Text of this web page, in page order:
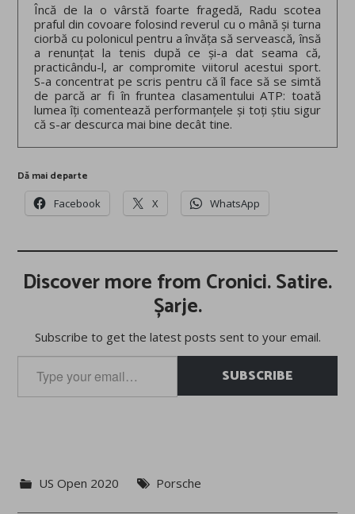
Încă de la o vârstă foarte fragedă, Radu scotea
praful din covoare folosind reverul cu o mână și turna
ciorbă cu polonicul pentru a învăța să servească, însă
a renunțat la tenis după ce și-a dat seama că,
practicându-l, ar compromite viitorul acestui sport.
S-a concentrat pe scris pentru că îl face să se simtă
de parcă ar fi în fruntea clasamentului ATP: toată
lumea îți comentează performanțele și toți știu sigur
că s-ar descurca mai bine decât tine.
Dă mai departe
Facebook X WhatsApp
Discover more from Cronici. Satire.
Șarje.
Subscribe to get the latest posts sent to your email.
your
email…
SUBSCRIBE
US Open 2020 Porsche